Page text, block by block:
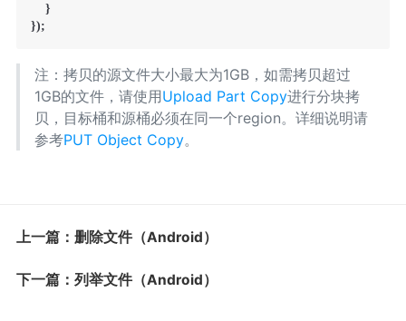
    }
注：拷贝的源文件大小最大为1GB，如需拷贝超过
1GB的文件，请使用Upload Part Copy进行分块拷
贝，目标桶和源桶必须在同一个region。详细说明请
参考PUT Object Copy。
上一篇：删除文件（Android）
下一篇：列举文件（Android）